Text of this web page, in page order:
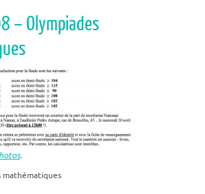
– Olympiades
.
mathématiques